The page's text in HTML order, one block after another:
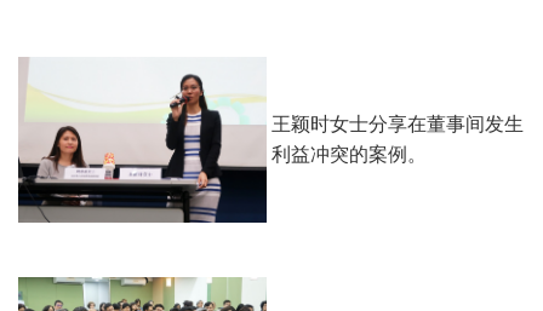
王颖时女士分享在董事间发生
利益冲突的案例。